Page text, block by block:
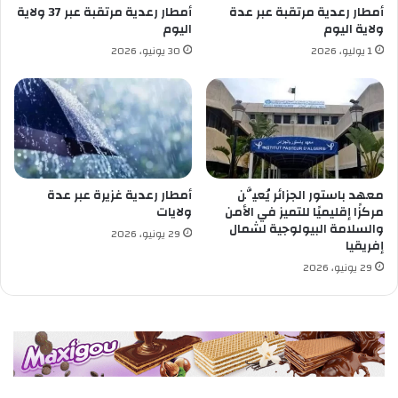
ا
ل
ه
ج
ر
ة
ب
د
ا
ء
ا
ل
د
ف
ت
ي
ر
ي
ا
ف
س
ي
ك
أمطار رعدية مرتقبة عبر عدة
ولاية اليوم
1 يوليو، 2026
أمطار رعدية مرتقبة عبر 37 ولاية
اليوم
30 يونيو، 2026
معهد باستور الجزائر يُعيَّن
مركزًا إقليميًا للتميز في الأمن
والسلامة البيولوجية لشمال
إفريقيا
29 يونيو، 2026
أمطار رعدية غزيرة عبر عدة
ولايات
29 يونيو، 2026